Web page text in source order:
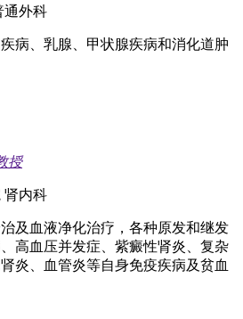
通外科
病、乳腺、甲状腺疾病和消化道肿
授
肾内科
及血液净化治疗，各种原发和继发
高血压并发症、紫癜性肾炎、复杂
炎、血管炎等自身免疫疾病及贫血